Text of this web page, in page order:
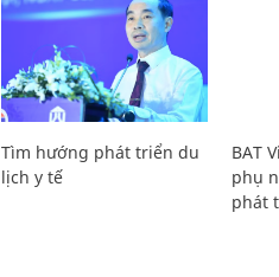
Tìm hướng phát triển du
lịch y tế
BAT
phụ
phát